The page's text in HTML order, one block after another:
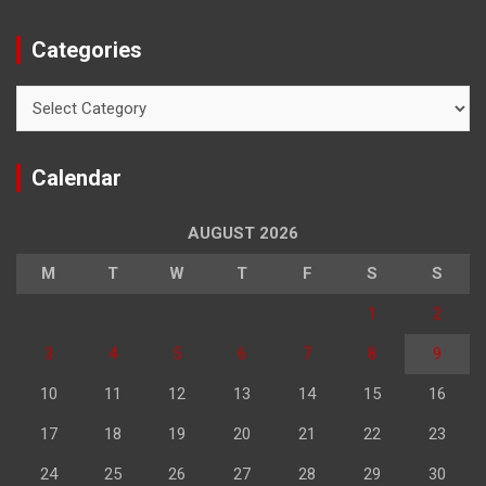
Categories
Calendar
AUGUST 2026
M T W T F S S
1 2
3 4 5 6 7 8 9
10 11 12 13 14 15 16
17 18 19 20 21 22 23
24 25 26 27 28 29 30